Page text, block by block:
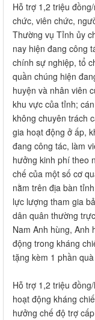
Hỗ trợ 1,2 triệu
chức, viên chức,
Thường vụ Tỉnh ủy
nay hiện đang công
chính sự nghiệp, tổ
quần chúng hiện
huyện và nhân viên
khu vực của tỉnh;
không chuyên trách
gia hoạt động ở ấp,
đang công tác, làm
hưởng kinh phí theo
chế của một số cơ
nằm trên địa bàn
lực lượng tham gia
dân quân thường
Nam Anh hùng, Anh
động trong kháng
tặng kèm 1 phần
Hỗ trợ 1,2 triệu
hoạt động kháng
hưởng chế độ trợ